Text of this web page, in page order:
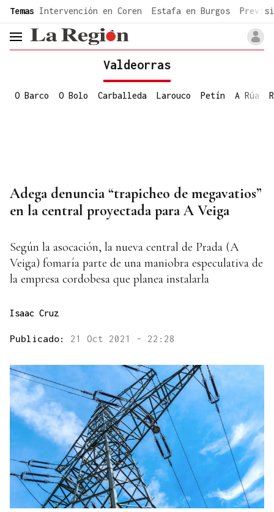
common.go-to-content
Temas Intervención en Coren Estafa en Burgos
header.menu.open
Valdeorras
O Barco O Bolo Carballeda Larouco Petín A Rúa
Adega denuncia “trapicheo de megavatios”
en la central proyectada para A Veiga
Según la asocación, la nueva central de Prada (A
Veiga) fomaría parte de una maniobra especulativa de
la empresa cordobesa que planea instalarla
Isaac Cruz
Publicado: 21 Oct 2021 - 22:28